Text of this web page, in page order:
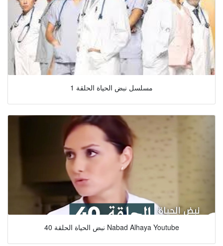
مسلسل نبض الحياة الحلقة 1
نبض الحياة الحلقة 40 Nabad Alhaya Youtube